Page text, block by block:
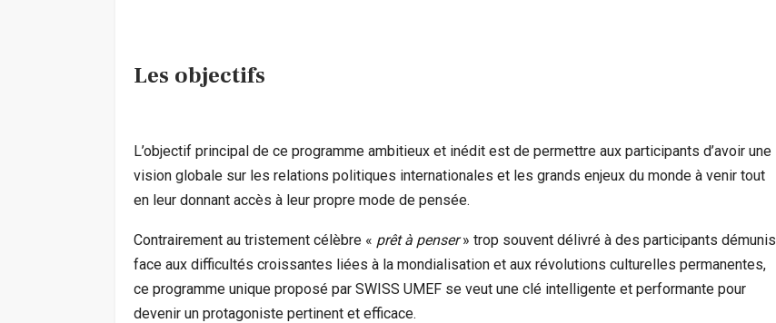
Les objectifs
L’objectif principal de ce programme ambitieux et inédit est de permettre aux participants d’avoir une
vision globale sur les relations politiques internationales et les grands enjeux du monde à venir tout
en leur donnant accès à leur propre mode de pensée.
Contrairement au tristement célèbre « prêt à penser» trop souvent délivré à des participants démunis
face aux difficultés croissantes liées à la mondialisation et aux révolutions culturelles permanentes,
ce programme unique proposé par SWISS UMEF se veut une clé intelligente et performante pour
devenir un protagoniste pertinent et efficace.